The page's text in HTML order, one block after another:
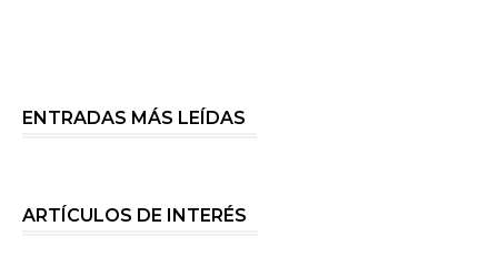
ENTRADAS MÁS LEÍDAS
ARTÍCULOS DE INTERÉS